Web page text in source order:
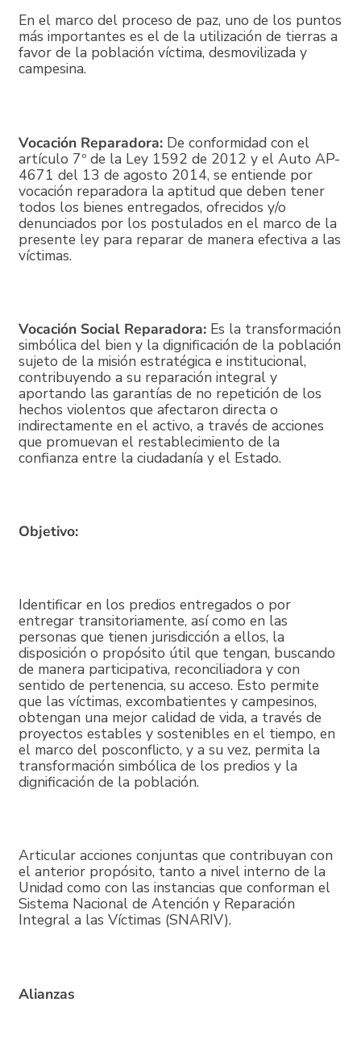
En el marco del proceso de paz, uno de los puntos
más importantes es el de la utilización de tierras a
favor de la población víctima, desmovilizada y
campesina.
Vocación Reparadora: De conformidad con el
artículo 7º de la Ley 1592 de 2012 y el Auto AP-
4671 del 13 de agosto 2014, se entiende por
vocación reparadora la aptitud que deben tener
todos los bienes entregados, ofrecidos y/o
denunciados por los postulados en el marco de la
presente ley para reparar de manera efectiva a las
víctimas.
Vocación Social Reparadora: Es la transformación
simbólica del bien y la dignificación de la población
sujeto de la misión estratégica e institucional,
contribuyendo a su reparación integral y
aportando las garantías de no repetición de los
hechos violentos que afectaron directa o
indirectamente en el activo, a través de acciones
que promuevan el restablecimiento de la
confianza entre la ciudadanía y el Estado.
Objetivo:
Identificar en los predios entregados o por
entregar transitoriamente, así como en las
personas que tienen jurisdicción a ellos, la
disposición o propósito útil que tengan, buscando
de manera participativa, reconciliadora y con
sentido de pertenencia, su acceso. Esto permite
que las víctimas, excombatientes y campesinos,
obtengan una mejor calidad de vida, a través de
proyectos estables y sostenibles en el tiempo, en
el marco del posconflicto, y a su vez, permita la
transformación simbólica de los predios y la
dignificación de la población.
Articular acciones conjuntas que contribuyan con
el anterior propósito, tanto a nivel interno de la
Unidad como con las instancias que conforman el
Sistema Nacional de Atención y Reparación
Integral a las Víctimas (SNARIV).
Alianzas